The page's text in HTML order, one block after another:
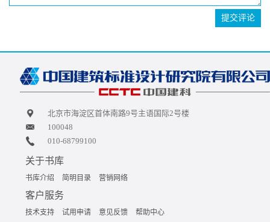
提交评论
北京市海淀区首体南路9号主语国际2号楼
100048
010-68799100
关于书库
书库介绍 简明目录 营销网络
客户服务
技术支持 试用申请 意见反馈 帮助中心